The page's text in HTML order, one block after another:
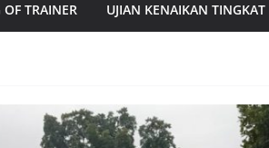
Seberang Ulu Gelar Latihan Rutin, Pererat
dan Bentuk Karakter Pesilat
TRAINER UJIAN KENAIKAN TINGKAT